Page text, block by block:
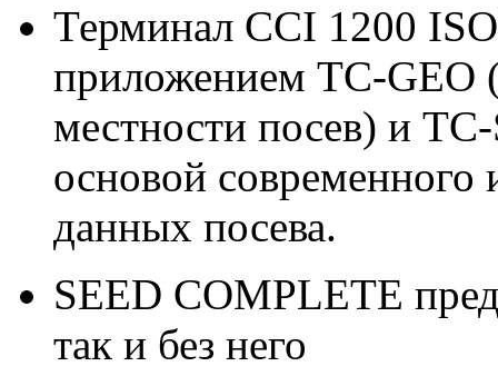
Терминал CCI 1200
приложением TC-GEO
местности посев) и
основой современного
данных посева.
SEED COMPLETE
так и без него